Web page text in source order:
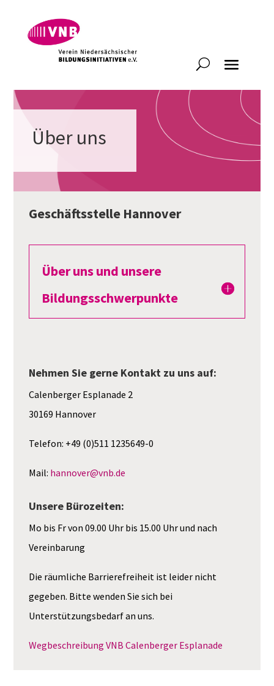
Über uns
Geschäftsstelle Hannover
Über uns und unsere
Bildungsschwerpunkte
Nehmen Sie gerne Kontakt zu uns auf:
Calenberger Esplanade 2
30169 Hannover
Telefon: +49 (0)511 1235649-0
Mail: hannover@vnb.de
Unsere Bürozeiten:
Mo bis Fr von 09.00 Uhr bis 15.00 Uhrund nach
Vereinbarung
Die räumliche Barrierefreiheit ist leider nicht
gegeben. Bitte wenden Sie sich bei
Unterstützungsbedarf an uns.
Wegbeschreibung VNB Calenberger Esplanade